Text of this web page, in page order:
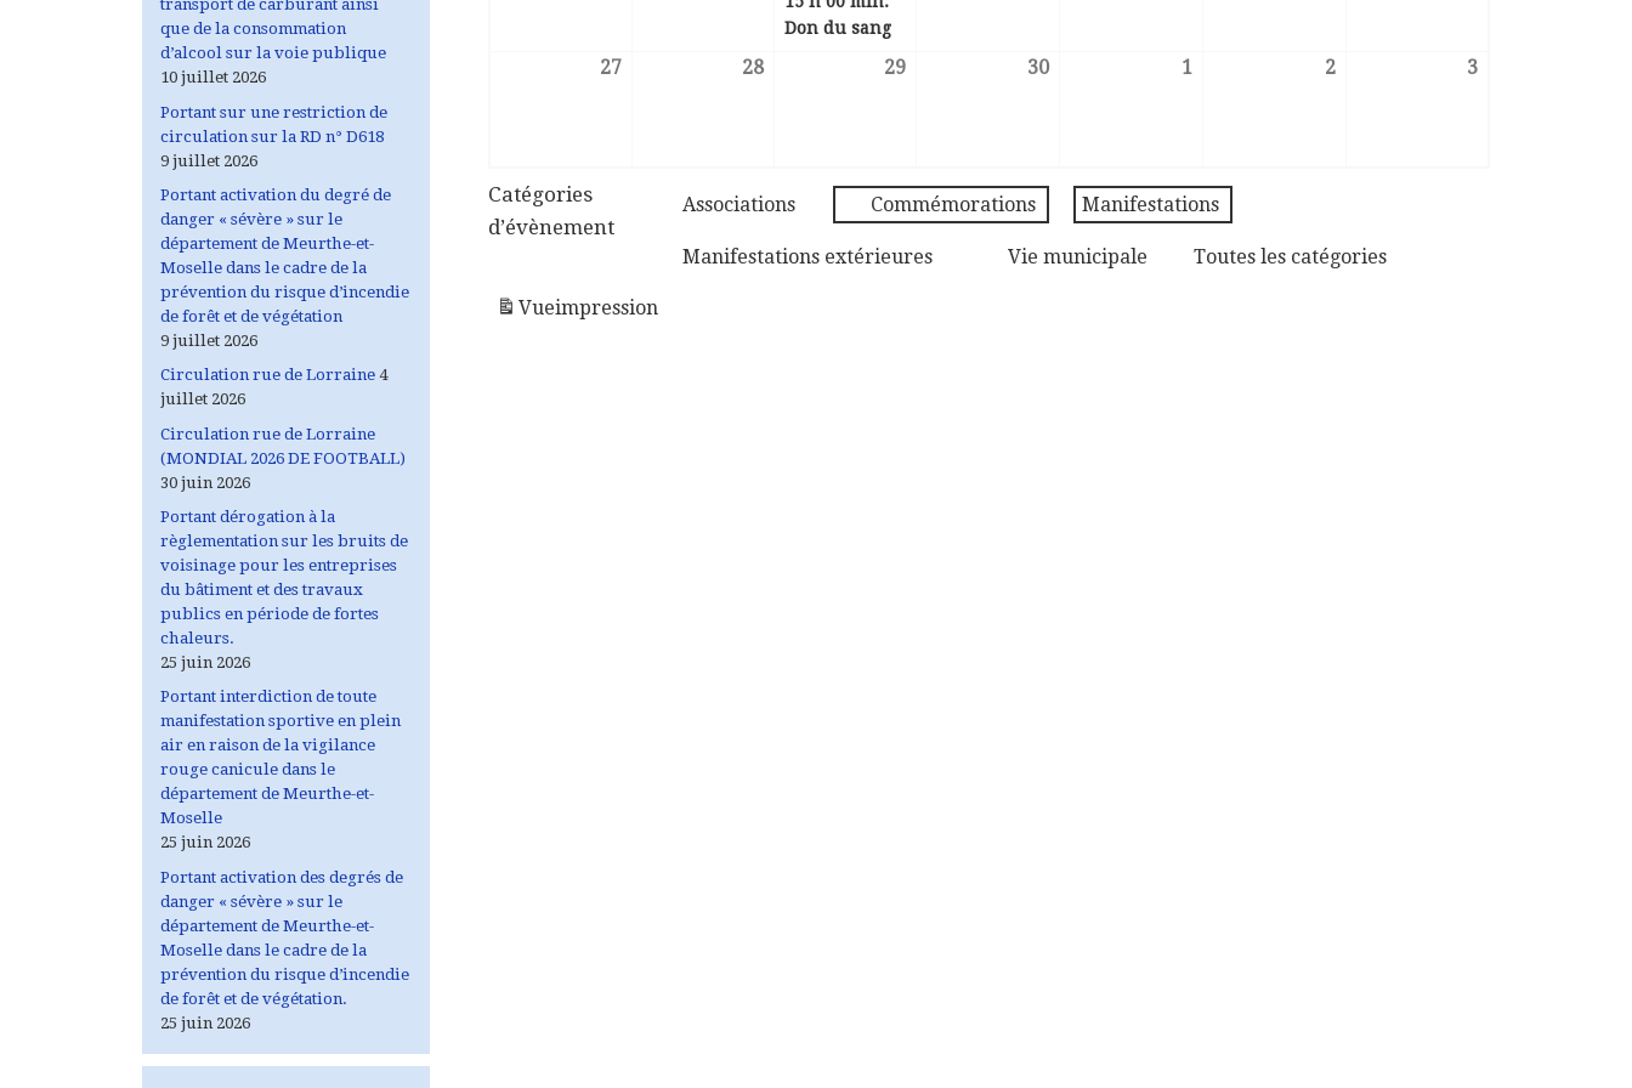
Don du sang
27 27 novembre 2023
28 28 novembre 2023
29 29 novembre 2023
30 30 novembre 2023
1 1 décembre 2023
2 2 décembre 2023
3
Catégories
d’évènement
Associations Commémorations Manifestations
Manifestations extérieures Vie municipale Toutes les catégories
Vueimpression
transport de carburant ainsi
que de la consommation
d’alcool sur la voie publique
10 juillet 2026
Portant sur une restriction de
circulation sur la RD n° D618
9 juillet 2026
Portant activation du degré de
danger « sévère » sur le
département de Meurthe-et-
Moselle dans le cadre de la
prévention du risque d’incendie
de forêt et de végétation
9 juillet 2026
Circulation rue de Lorraine 4
juillet 2026
Circulation rue de Lorraine
(MONDIAL 2026 DE FOOTBALL)
30 juin 2026
Portant dérogation à la
règlementation sur les bruits de
voisinage pour les entreprises
du bâtiment et des travaux
publics en période de fortes
chaleurs.
25 juin 2026
Portant interdiction de toute
manifestation sportive en plein
air en raison de la vigilance
rouge canicule dans le
département de Meurthe-et-
Moselle
25 juin 2026
Portant activation des degrés de
danger « sévère » sur le
département de Meurthe-et-
Moselle dans le cadre de la
prévention du risque d’incendie
de forêt et de végétation.
25 juin 2026